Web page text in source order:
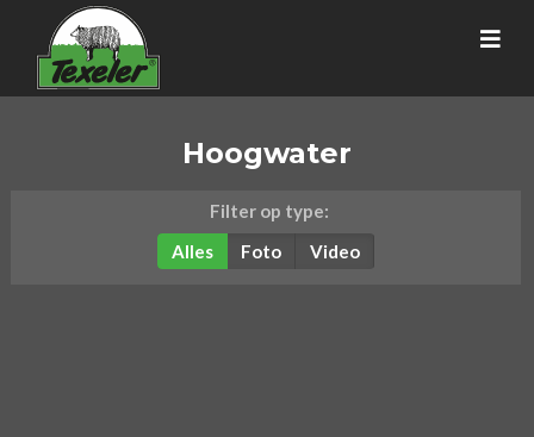
Hoogwater
Filter op type:
Alles
Foto Video